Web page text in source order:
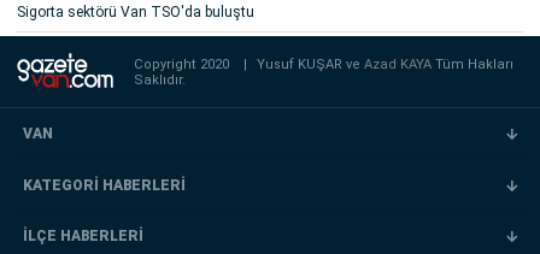
Sigorta sektörü Van TSO'da buluştu
Copyright 2020 | Yusuf KUŞAR veAzad KAYATüm Hakları
Saklıdır.
VAN
KATEGORİ HABERLERİ
İLÇE HABERLERİ